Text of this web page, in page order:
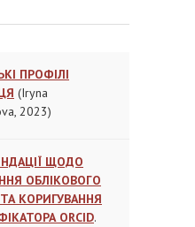
ПРОФІЛІ
(Iryna
2023)
ЩОДО
ОБЛІКОВОГО
КОРИГУВАННЯ
ORCID.